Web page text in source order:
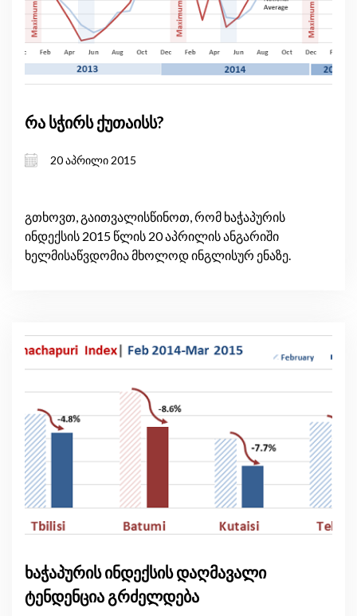
რა სჭირს ქუთაისს?
20 აპრილი 2015
გთხოვთ, გაითვალისწინოთ, რომ ხაჭაპურის
ინდექსის 2015 წლის 20 აპრილის ანგარიში
ხელმისაწვდომია მხოლოდ ინგლისურ ენაზე.
ხაჭაპურის ინდექსის დაღმავალი
ტენდენცია გრძელდება